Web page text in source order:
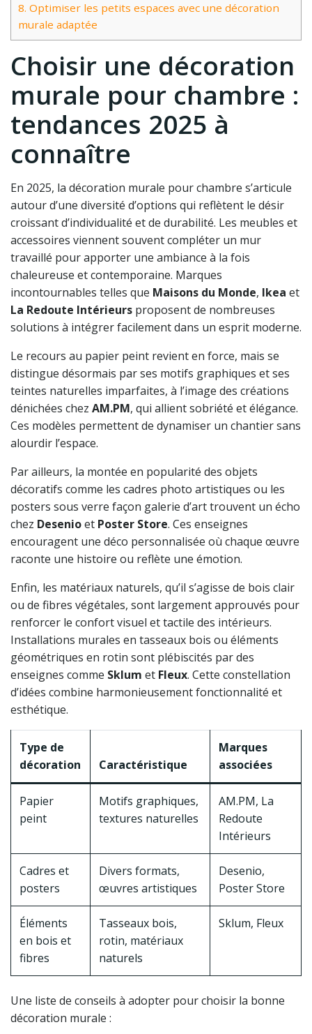
8. Optimiser les petits espaces avec une décoration
murale adaptée
Choisir une décoration
murale pour chambre :
tendances 2025 à
connaître
En 2025, la décoration murale pour chambre s’articule
autour d’une diversité d’options qui reflètent le désir
croissant d’individualité et de durabilité. Les meubles et
accessoires viennent souvent compléter un mur
travaillé pour apporter une ambiance à la fois
chaleureuse et contemporaine. Marques
incontournables telles que Maisons du Monde, Ikea et
La Redoute Intérieurs proposent de nombreuses
solutions à intégrer facilement dans un esprit moderne.
Le recours au papier peint revient en force, mais se
distingue désormais par ses motifs graphiques et ses
teintes naturelles imparfaites, à l’image des créations
dénichées chez AM.PM, qui allient sobriété et élégance.
Ces modèles permettent de dynamiser un chantier sans
alourdir l’espace.
Par ailleurs, la montée en popularité des objets
décoratifs comme les cadres photo artistiques ou les
posters sous verre façon galerie d’art trouvent un écho
chez Desenioet Poster Store. Ces enseignes
encouragent une déco personnalisée où chaque œuvre
raconte une histoire ou reflète une émotion.
Enfin, les matériaux naturels, qu’il s’agisse de bois clair
ou de fibres végétales, sont largement approuvés pour
renforcer le confort visuel et tactile des intérieurs.
Installations murales en tasseaux bois ou éléments
géométriques en rotin sont plébiscités par des
enseignes comme Sklum et Fleux. Cette constellation
d’idées combine harmonieusement fonctionnalité et
esthétique.
Type de
décoration
Caractéristique
Marques
associées
Papier
peint
Motifs graphiques,
textures naturelles
AM.PM, La
Redoute
Intérieurs
Cadres et
posters
Divers formats,
œuvres artistiques
Desenio,
Poster Store
Éléments
en bois et
fibres
Tasseaux bois,
rotin, matériaux
naturels
Sklum, Fleux
Une liste de conseils à adopter pour choisir la bonne
décoration murale :